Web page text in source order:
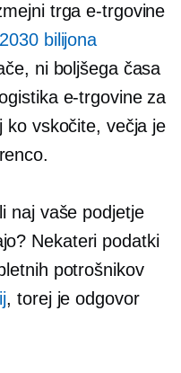
trga e-trgovine
bilijona
ni boljšega časa
e-trgovine za
ko vskočite, večja je
naj vaše podjetje
Nekateri podatki
potrošnikov
, torej je odgovor